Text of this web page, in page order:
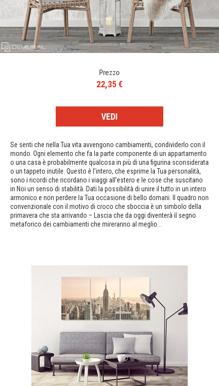
Prezzo
22,35 €
VEDI
Se senti che nella Tua vita avvengono cambiamenti, condividerlo con il
mondo. Ogni elemento che fa la parte componente di un appartamento
o una casa è probabilmente qualcosa in più di una figurina sconsiderata
o un tappeto inutile. Questo è l’intero, che esprime la Tua personalità,
sono i ricordi che ricordano i viaggi all’estero e le cose che suscitano
in Noi un senso di stabilità. Dati la possibilità di unire il tutto in un intero
armonico e non perdere la Tua occasione di bello domani. Il quadro non
convenzionale con il motivo di croco che sboccia è un simbolo della
primavera che sta arrivando – Lascia che da oggi diventerà il segno
metaforico dei cambiamenti che mireranno al meglio...